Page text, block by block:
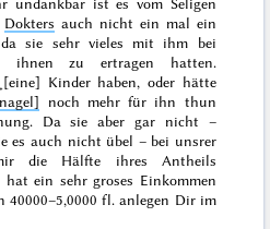
Dokters auch nicht ein mal ein
sie sehr vieles mit ihm bei
ihnen zu ertragen hatten.
Kinder haben, oder hätte
noch mehr für ihn thun
Da sie aber gar nicht –
es auch nicht übel – bei unsrer
die Hälfte ihres Antheils
ein sehr groses Einkommen
40000–5,0000 fl. anlegen Dir im